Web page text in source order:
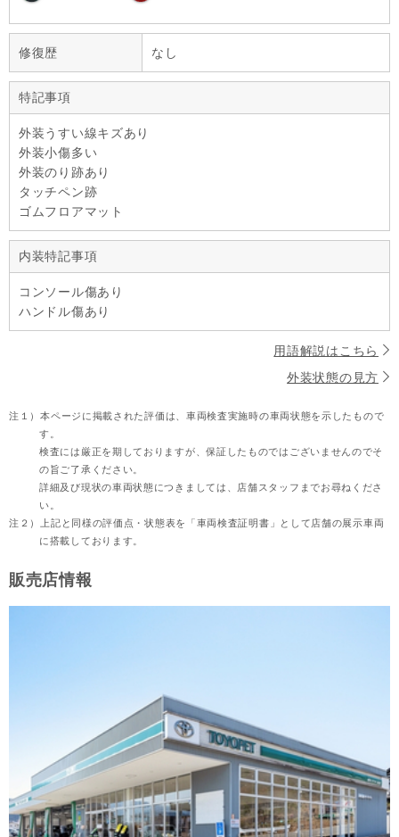
修復歴 なし
特記事項
外装うすい線キズあり
外装小傷多い
外装のり跡あり
タッチペン跡
ゴムフロアマット
内装特記事項
コンソール傷あり
ハンドル傷あり
用語解説はこちら
外装状態の見方
注１）本ページに掲載された評価は、車両検査実施時の車両状態を示したもので
す。
検査には厳正を期しておりますが、保証したものではございませんのでそ
の旨ご了承ください。
詳細及び現状の車両状態につきましては、店舗スタッフまでお尋ねくださ
い。
注２）
上記と同様の評価点・状態表を「車両検査証明書」として店舗の展示車両
に搭載しております。
販売店情報